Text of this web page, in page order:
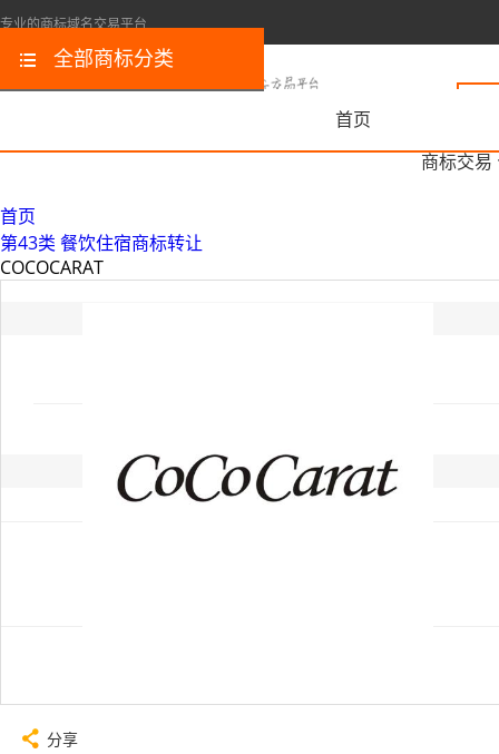
专业的商标域名交易平台
首页
商标交易
全部商标分类
首页
第43类 餐饮住宿商标转让
COCOCARAT
分享